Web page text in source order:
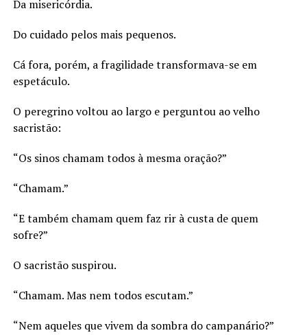
Da misericórdia.
Do cuidado pelos mais pequenos.
Cá fora, porém, a fragilidade transformava-se em
espetáculo.
O peregrino voltou ao largo e perguntou ao velho
sacristão:
“Os sinos chamam todos à mesma oração?”
“Chamam.”
“E também chamam quem faz rir à custa de quem
sofre?”
O sacristão suspirou.
“Chamam. Mas nem todos escutam.”
“Nem aqueles que vivem da sombra do campanário?”